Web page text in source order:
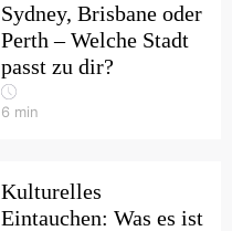
Sydney, Brisbane oder
Perth – Welche Stadt
passt zu dir?
6 min
Kulturelles
Eintauchen: Was es ist